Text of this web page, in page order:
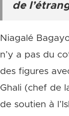
de
Niagalé
n’y a pas du
des figures
Ghali (chef de
de soutien à